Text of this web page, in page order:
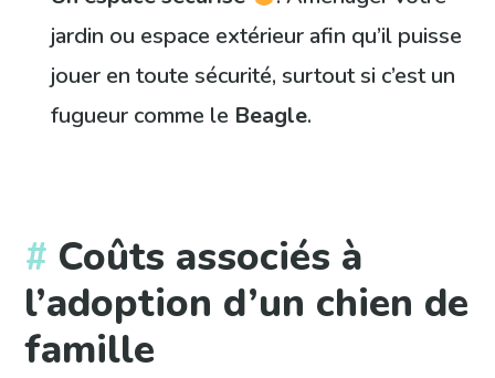
jardin ou espace extérieur afin qu’il puisse
jouer en toute sécurité, surtout si c’est un
fugueur comme le Beagle.
Coûts associés à
l’adoption d’un chien de
famille